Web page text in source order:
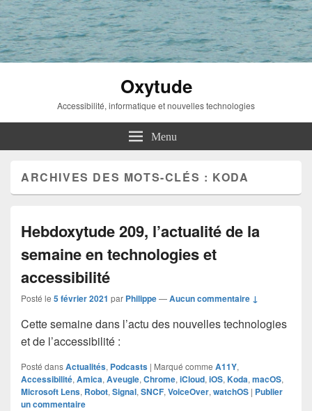
Oxytude
Accessibilité, informatique et nouvelles technologies
Menu
ARCHIVES DES MOTS-CLÉS : KODA
Hebdoxytude 209, l’actualité de la
semaine en technologies et
accessibilité
Posté le 5 février 2021 par Philippe—Aucun commentaire ↓
Cette semaine dans l’actu des nouvelles technologies
et de l’accessibilité :
Posté dansActualités, Podcasts | Marqué comme A11Y,
Accessibilité, Amica, Aveugle, Chrome, iCloud, iOS, Koda, macOS,
Microsoft Lens, Robot, Signal, SNCF, VoiceOver, watchOS | Publier
un commentaire